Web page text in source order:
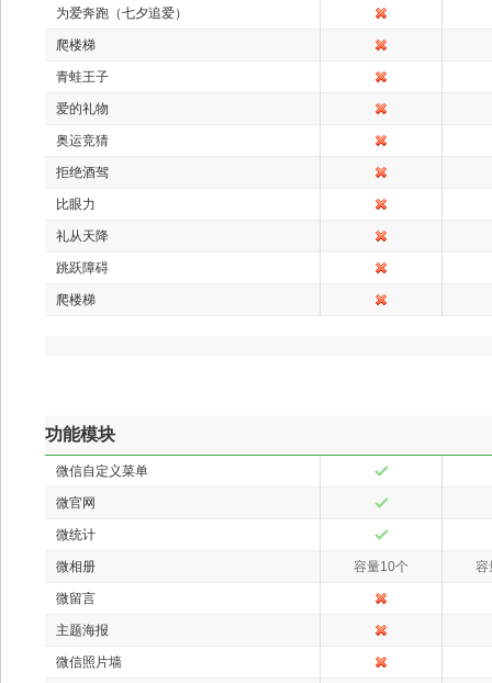
为爱奔跑（七夕追爱）
爬楼梯
青蛙王子
爱的礼物
奥运竞猜
拒绝酒驾
比眼力
礼从天降
跳跃障碍
爬楼梯
功能模块
微信自定义菜单
微官网
微统计
微相册 容量10个 容
微留言
主题海报
微信照片墙